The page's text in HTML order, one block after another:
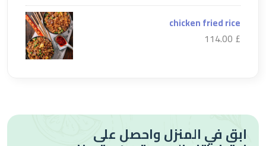
chicken fried rice
£ 114.00
ابق في المنزل واحصل على